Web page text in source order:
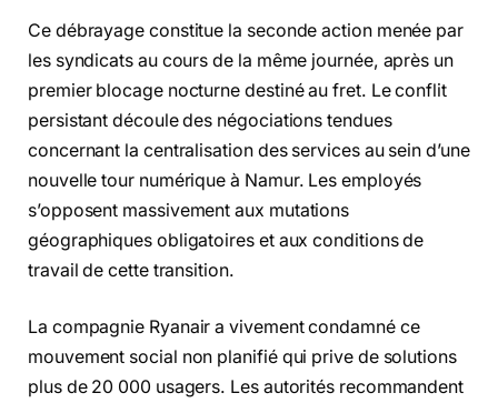
Ce débrayage constitue la seconde action menée par
les syndicats au cours de la même journée, après un
premier blocage nocturne destiné au fret. Le conflit
persistant découle des négociations tendues
concernant la centralisation des services au sein d’une
nouvelle tour numérique à Namur. Les employés
s’opposent massivement aux mutations
géographiques obligatoires et aux conditions de
travail de cette transition.
La compagnie Ryanair a vivement condamné ce
mouvement social non planifié qui prive de solutions
plus de 20 000 usagers. Les autorités recommandent